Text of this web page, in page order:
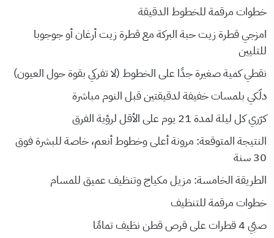
خطوات مرقمة للخطوط الدقيقة
امزجي قطرة زيت حبة البركة مع قطرة زيت أرغان أو جوجوبا
للتليين
نقطي كمية صغيرة جدًا على الخطوط (لا تفركي بقوة حول العيون)
دلّكي بلمسات خفيفة لدقيقتين قبل النوم مباشرة
كرّري كل ليلة لمدة 21 يوم على الأقل لرؤية الفرق
النتيجة المتوقعة: مرونة أعلى وخطوط أنعم، خاصة للبشرة فوق
30 سنة
الطريقة الخامسة: مزيل مكياج وتنظيف عميق للمسام
خطوات مرقمة للتنظيف
صبّي 4 قطرات على قرص قطن نظيف تمامًا